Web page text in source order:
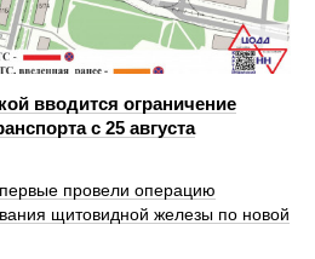
вводится ограничение
с 25 августа
провели операцию
щитовидной железы по новой